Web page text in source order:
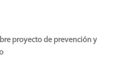
proyecto de prevención y